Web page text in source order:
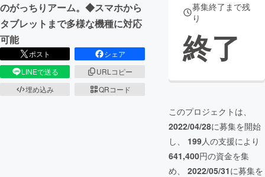
のがっちりアーム。◆スマホから
タブレットまで多様な機種に対応
可能
ポスト
シェア
LINEで送る
URLコピー
埋め込み
QRコード
募集終了まで残
り
終了
このプロジェクトは、
2022/04/28に募集を開始
し、 199人の支援により
641,400円の資金を集
め、 2022/05/31に募集を